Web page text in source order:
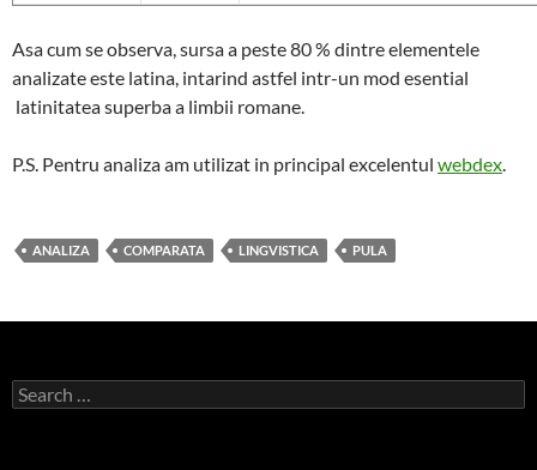
Asa cum se observa, sursa a peste 80 % dintre elementele
analizate este latina, intarind astfel intr-un mod esential
latinitatea superba a limbii romane.
P.S. Pentru analiza am utilizat in principal excelentul webdex.
ANALIZA COMPARATA LINGVISTICA PULA
Search
for: